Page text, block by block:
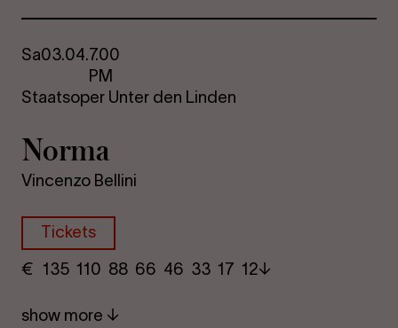
Sa03.04.7.00
PM
Staatsoper Unter den Linden
Norma
Vincenzo Bellini
Tickets
€ ​ 135 110 88​ 66 46 33​ 17 12
show more